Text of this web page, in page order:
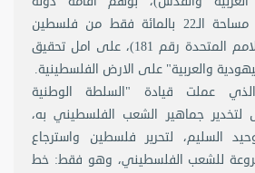
فلسطينية حتى على مساحة الـ22 بالمائة فقط من فلسطين
التاريخية (خلافا لقرار الامم المتحدة رقم 181)، على امل تحقيق
والعربية" على الارض الفلسطينية.
عملت قيادة "السلطة الوطنية
لتخدير جماهير الشعب الفلسطيني به،
السليم، لتحرير فلسطين واسترجاع
للشعب الفلسطيني، وهو فقط: خط